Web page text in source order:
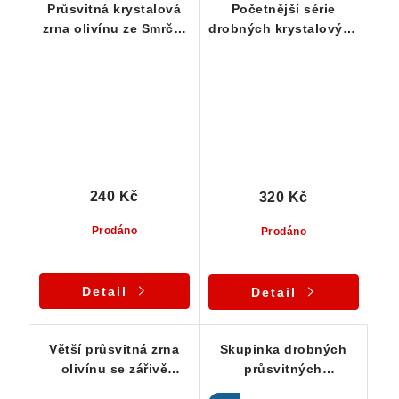
Průsvitná krystalová
zrna olivínu ze Smrčí -
Prodáno
240 Kč
Detail
Početnější série
drobných krystalových
Prodáno
320 Kč
Detail
Větší průsvitná zrna
olivínu se zářivě
Skupinka drobných
průsvitných